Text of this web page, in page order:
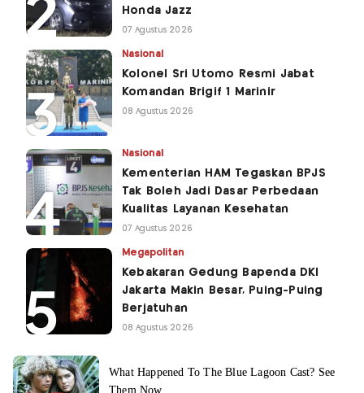
Honda Jazz
07 Agustus 2026
Nasional
Kolonel Sri Utomo Resmi Jabat
Komandan Brigif 1 Marinir
08 Agustus 2026
Nasional
Kementerian HAM Tegaskan BPJS
Tak Boleh Jadi Dasar Perbedaan
Kualitas Layanan Kesehatan
07 Agustus 2026
Megapolitan
Kebakaran Gedung Bapenda DKI
Jakarta Makin Besar, Puing-Puing
Berjatuhan
08 Agustus 2026